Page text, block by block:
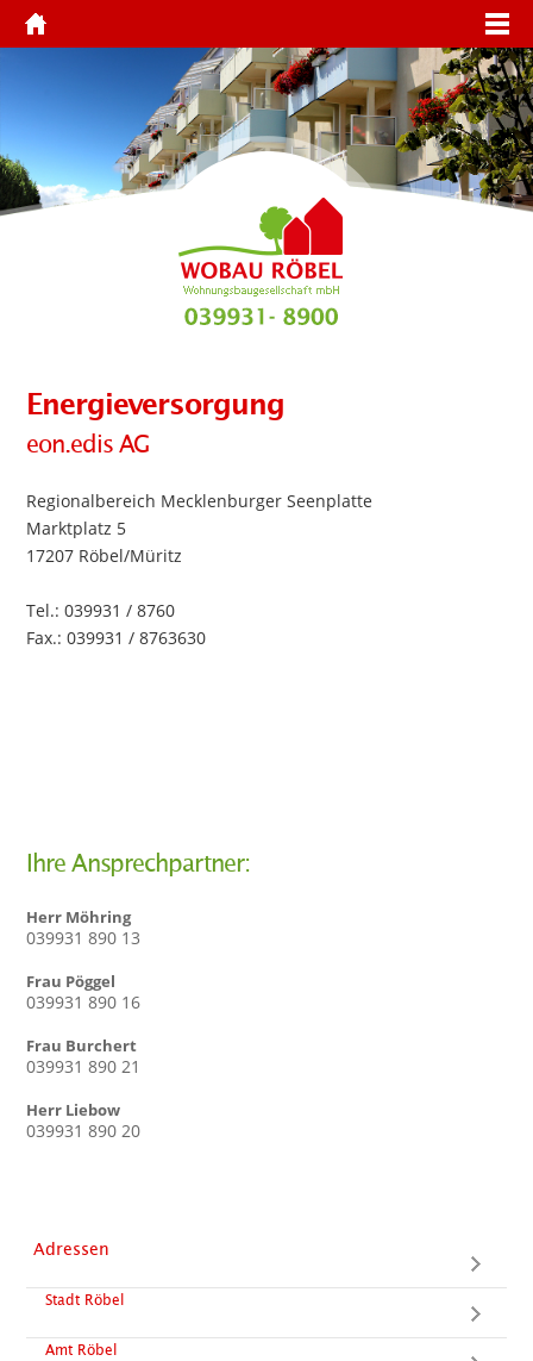
Energieversorgung
eon.edis AG
Regionalbereich Mecklenburger Seenplatte
Marktplatz 5
17207 Röbel/Müritz
Tel.: 039931 / 8760
Fax.: 039931 / 8763630
Ihre Ansprechpartner:
Herr Möhring
039931 890 13
Frau Pöggel
039931 890 16
Frau Burchert
039931 890 21
Herr Liebow
039931 890 20
Adressen
Stadt Röbel
Amt Röbel